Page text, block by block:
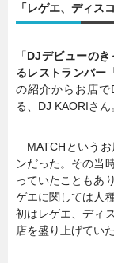
暮らし
「レゲエ、ディス
「DJデビューの
るレストランバー
の紹介からお店
る、DJ KAORIさん
MATCHというお
ンだった。その当
っていたこともあ
ゲエに関しては人
初はレゲエ、ディ
店を盛り上げていた